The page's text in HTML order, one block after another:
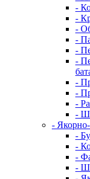
-
-
-
-
-
-
-
-
-
-
-
-
-
-
-